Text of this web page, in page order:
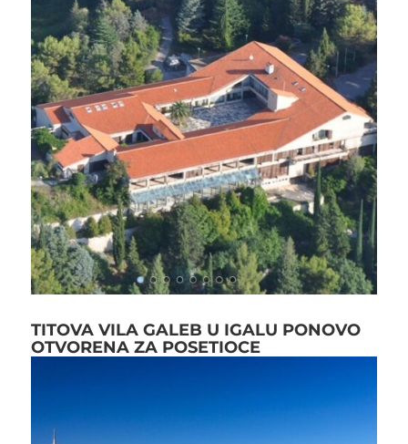
TITOVA VILA GALEB U IGALU PONOVO
OTVORENA ZA POSETIOCE